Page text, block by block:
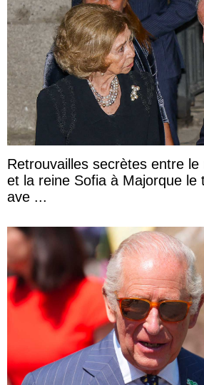
Retrouvailles secrètes entre
et la reine Sofia à Majorque le
ave ...